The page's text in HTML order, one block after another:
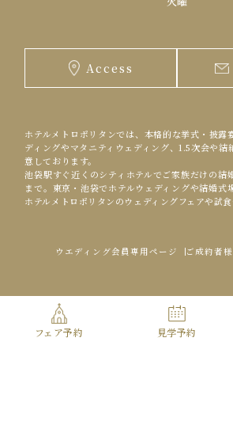
フェア予約 見学予約
Access
ホテルメトロポリタンでは、本格的な挙式・披露
ディングやマタニティウェディング、1.5次会や結
意しております。
池袋駅すぐ近くのシティホテルでご家族だけの結
まで。東京・池袋でホテルウェディングや結婚式
ホテルメトロポリタンのウェディングフェアや試食
ウエディング会員専用ページ ご成約者
Copyright© HOTEL METROPOLITAN ALL